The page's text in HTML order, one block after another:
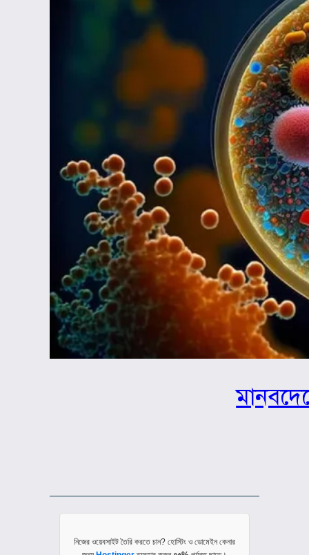
নিজের ওয়েবসাইট তৈরি করতে চান? হোস্টিং ও ডোমেইন কেনার